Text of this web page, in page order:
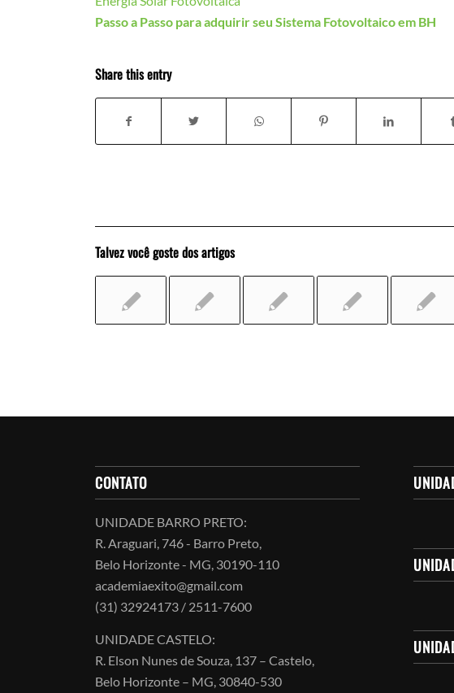
Passo a Passo para adquirir seu Sistema Fotovoltaico em BH
Share this entry
Talvez você goste dos artigos
CONTATO
UNIDADE BARRO PRETO:
R. Araguari, 746 - Barro Preto,
Belo Horizonte - MG, 30190-110
academiaexito@gmail.com
(31) 32924173 / 2511-7600
UNIDADE CASTELO:
R. Elson Nunes de Souza, 137 – Castelo,
Belo Horizonte – MG, 30840-530